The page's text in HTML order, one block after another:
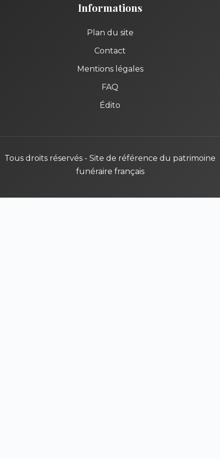
Informations
Plan du site
Contact
Mentions légales
FAQ
Édito
Tous droits réservés - Site de référence du patrimoine
funéraire français